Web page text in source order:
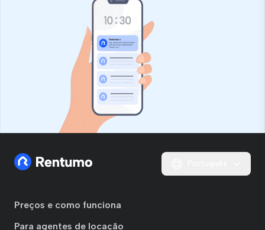
Preços e como funciona
Para agentes de locação